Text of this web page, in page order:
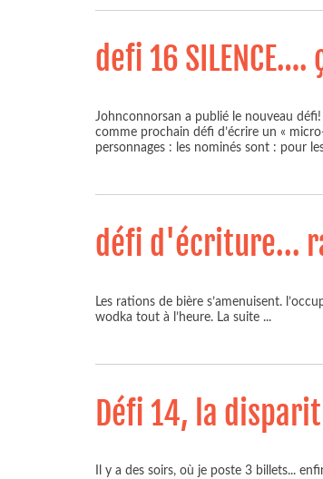
defi 16
Johnconnorsan a publié le nouveau
comme prochain défi d’écrire un «
personnages : les nominés sont : pour
défi d'écriture...
Les rations de bière s’amenuisent.
wodka tout à l’heure. La suite ...
Défi 14, la
Il y a des soirs, où je poste 3 billets...